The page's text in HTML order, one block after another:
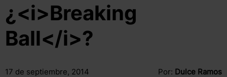
¿<i>Breaking
Ball</i>?
17 de septiembre, 2014 Por: Dulce Ramos